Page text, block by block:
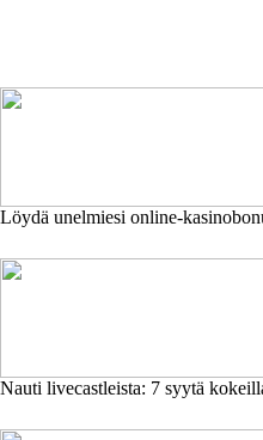
Löydä unelmiesi online-
Nauti livecastleista: 7 syytä